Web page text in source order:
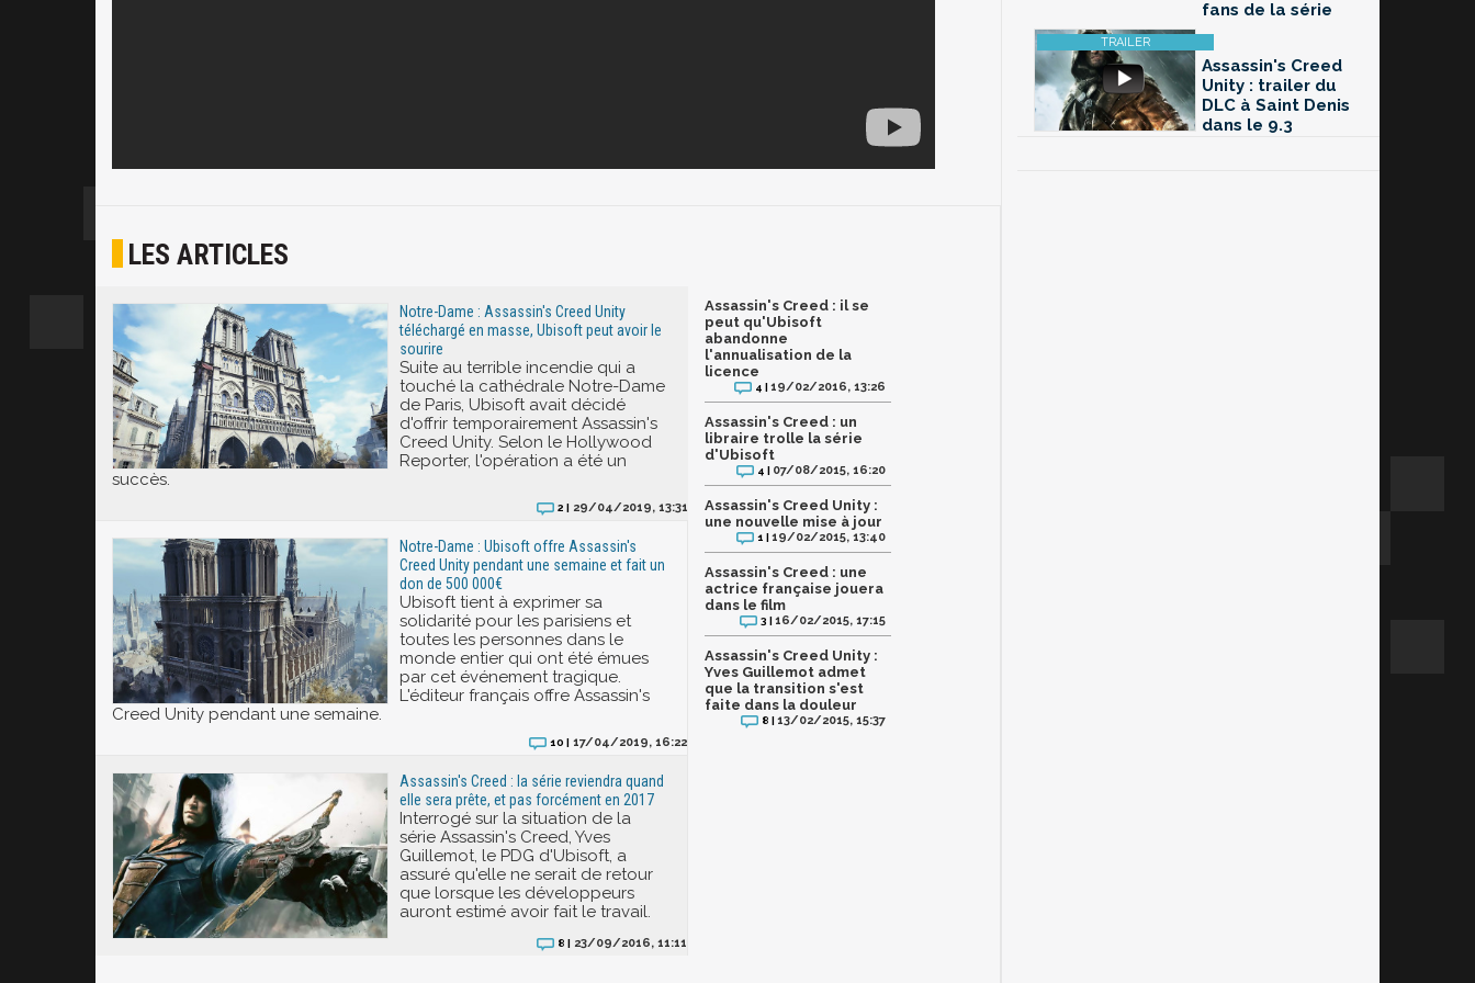
LES ARTICLES
Notre-Dame : Assassin's Creed Unity
téléchargé en masse, Ubisoft peut avoir le
sourire
Suite au terrible incendie qui a
touché la cathédrale Notre-Dame
de Paris, Ubisoft avait décidé
d'offrir temporairement Assassin's
Creed Unity. Selon le Hollywood
Reporter, l'opération a été un
succès.
2 | 29/04/2019, 13:31
Notre-Dame : Ubisoft offre Assassin's
Creed Unity pendant une semaine et fait un
don de 500 000€
Ubisoft tient à exprimer sa
solidarité pour les parisiens et
toutes les personnes dans le
monde entier qui ont été émues
par cet événement tragique.
L'éditeur français offre Assassin's
Creed Unity pendant une semaine.
10 | 17/04/2019, 16:22
Assassin's Creed : la série reviendra quand
elle sera prête, et pas forcément en 2017
Interrogé sur la situation de la
série Assassin's Creed, Yves
Guillemot, le PDG d'Ubisoft, a
assuré qu'elle ne serait de retour
que lorsque les développeurs
auront estimé avoir fait le travail.
8 | 23/09/2016, 11:11
Assassin's Creed : il se
peut qu'Ubisoft
abandonne
l'annualisation de la
licence
4 |19/02/2016, 13:26
Assassin's Creed : un
libraire trolle la série
d'Ubisoft
4 | 07/08/2015, 16:20
Assassin's Creed Unity :
une nouvelle mise à jour
1 |19/02/2015, 13:40
Assassin's Creed : une
actrice française jouera
dans le film
3 |16/02/2015, 17:15
Assassin's Creed Unity :
Yves Guillemot admet
que la transition s'est
faite dans la douleur
8 |13/02/2015, 15:37
fans de la série
Assassin's Creed
Unity : trailer du
DLC à Saint Denis
dans le 9.3